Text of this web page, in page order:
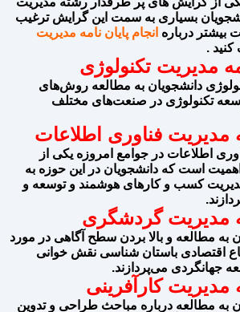
بسیاری به سمت این گرایش ترغیب
بیشتر درباره انجام پایان نامه مدیریت
کنید .
مدیریت تکنولوژی
دانشجویان به مطالعه روش‌های
تکنولوژی در صنعت‌های مختلف
مدیریت فناوری اطلاعات
اطلاعات در جوامع امروزه یکی از
است که دانشجویان در این حوزه به
کسب و کارهای هوشمند و توسعه و
مدیریت گردشگری
به مطالعه و بالا بردن سطح آگاهی در مورد
اقتصادی باستان شناسی نقش خوانی
جهانگردی می‌پردازند.
مدیریت کارآفرینی
به مطالعه درباره مباحث طراحی و تدوین